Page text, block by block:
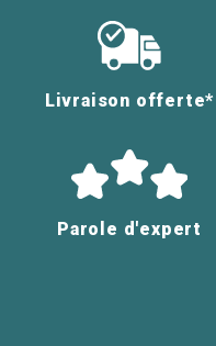
Livraison offerte*
Parole d'expert